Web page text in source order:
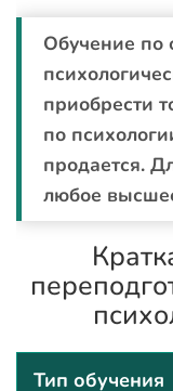
Обучение по
приобрести
по
продается.
любое
Тип обучения